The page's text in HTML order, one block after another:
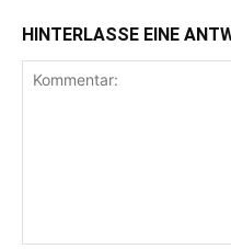
HINTERLASSE EINE